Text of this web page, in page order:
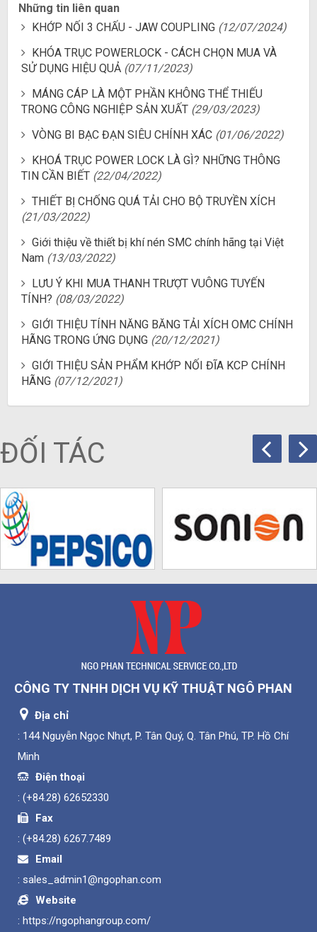
Những tin liên quan
KHỚP NỐI 3 CHẤU - JAW COUPLING (12/07/2024)
KHÓA TRỤC POWERLOCK - CÁCH CHỌN MUA VÀ
SỬ DỤNG HIỆU QUẢ (07/11/2023)
MÁNG CÁP LÀ MỘT PHẦN KHÔNG THỂ THIẾU
TRONG CÔNG NGHIỆP SẢN XUẤT (29/03/2023)
VÒNG BI BẠC ĐẠN SIÊU CHÍNH XÁC (01/06/2022)
KHOÁ TRỤC POWER LOCK LÀ GÌ? NHỮNG THÔNG
TIN CẦN BIẾT (22/04/2022)
THIẾT BỊ CHỐNG QUÁ TẢI CHO BỘ TRUYỀN XÍCH
(21/03/2022)
Giới thiệu về thiết bị khí nén SMC chính hãng tại Việt
Nam (13/03/2022)
LƯU Ý KHI MUA THANH TRƯỢT VUÔNG TUYẾN
TÍNH? (08/03/2022)
GIỚI THIỆU TÍNH NĂNG BĂNG TẢI XÍCH OMC CHÍNH
HÃNG TRONG ỨNG DỤNG (20/12/2021)
GIỚI THIỆU SẢN PHẨM KHỚP NỐI ĐĨA KCP CHÍNH
HÃNG (07/12/2021)
ĐỐI TÁC
CÔNG TY TNHH DỊCH VỤ KỸ THUẬT NGÔ PHAN
Địa chỉ
: 144 Nguyễn Ngọc Nhựt, P. Tân Quý, Q. Tân Phú, TP. Hồ Chí
Minh
Điện thoại
: (+84.28) 62652330
Fax
: (+84.28) 6267.7489
Email
: sales_admin1@ngophan.com
Website
: https://ngophangroup.com/